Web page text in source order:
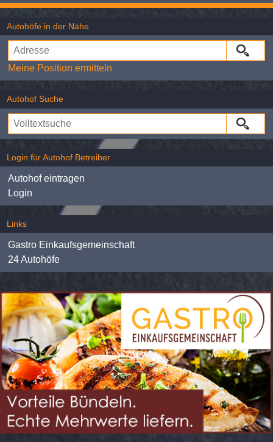
Autohöfe in der Nähe
Meine Position ermitteln
Autohof Suche
Login für Autohof Betreiber
Autohof eintragen
Login
Links
Gastro Einkaufsgemeinschaft
24 Autohöfe